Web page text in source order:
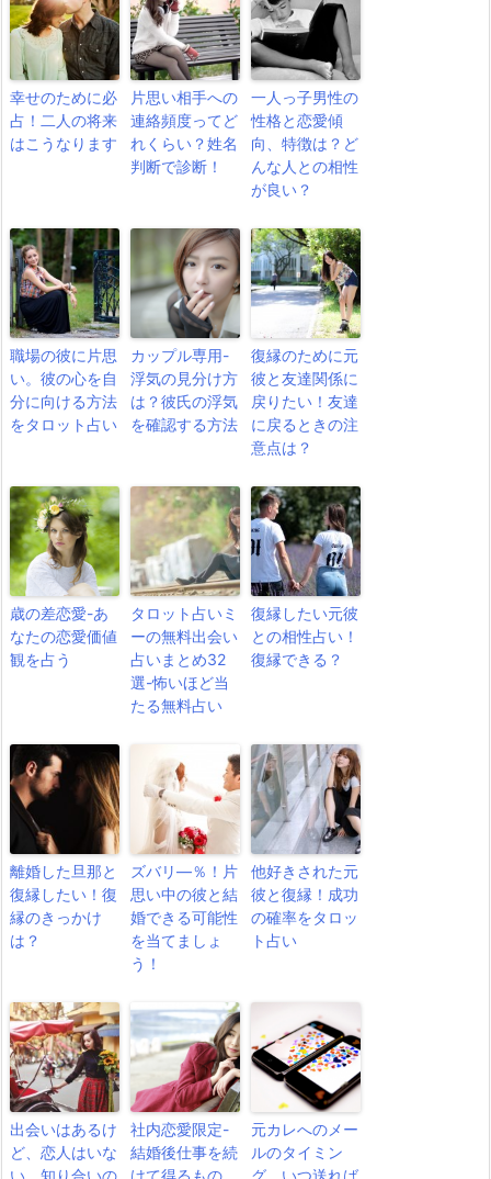
幸せのために必
占！二人の将来
はこうなります
片思い相手への
連絡頻度ってど
れくらい？姓名
判断で診断！
一人っ子男性の
性格と恋愛傾
向、特徴は？ど
んな人との相性
が良い？
職場の彼に片思
い。彼の心を自
分に向ける方法
をタロット占い
カップル専用-
浮気の見分け方
は？彼氏の浮気
を確認する方法
復縁のために元
彼と友達関係に
戻りたい！友達
に戻るときの注
意点は？
歳の差恋愛-あ
なたの恋愛価値
観を占う
タロット占いミ
ーの無料出会い
占いまとめ32
選-怖いほど当
たる無料占い
復縁したい元彼
との相性占い！
復縁できる？
離婚した旦那と
復縁したい！復
縁のきっかけ
は？
ズバリ―％！片
思い中の彼と結
婚できる可能性
を当てましょ
う！
他好きされた元
彼と復縁！成功
の確率をタロッ
ト占い
出会いはあるけ
ど、恋人はいな
い。知り合いの
社内恋愛限定-
結婚後仕事を続
けて得るもの、
元カレへのメー
ルのタイミン
グ、いつ送れば